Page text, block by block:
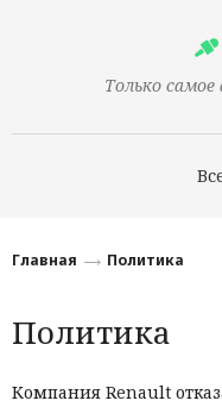
Только
Технологии
Главная Политика
Политика
Компания Renault